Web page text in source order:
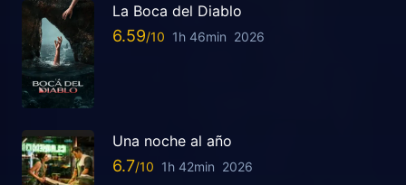
La Boca del Diablo
6.59 1h 46min 2026
Una noche al año
6.7 1h 42min 2026